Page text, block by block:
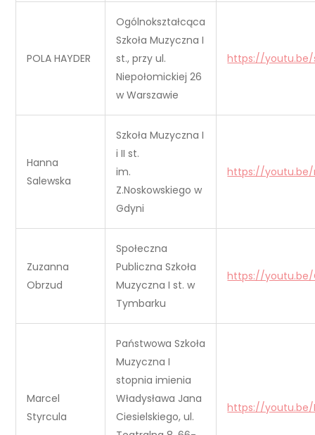
POLA HAYDER
Ogólnokształcąca
Szkoła Muzyczna I
st., przy ul.
Niepołomickiej 26
w Warszawie
https://youtu.be/
Hanna
Salewska
Szkoła Muzyczna I
i II st.
im.
Z.Noskowskiego w
Gdyni
https://youtu.be/
Zuzanna
Obrzud
Społeczna
Publiczna Szkoła
Muzyczna I st. w
Tymbarku
https://youtu.be/
Marcel
Styrcula
Państwowa Szkoła
Muzyczna I
stopnia imienia
Władysława Jana
Ciesielskiego, ul.
https://youtu.be/